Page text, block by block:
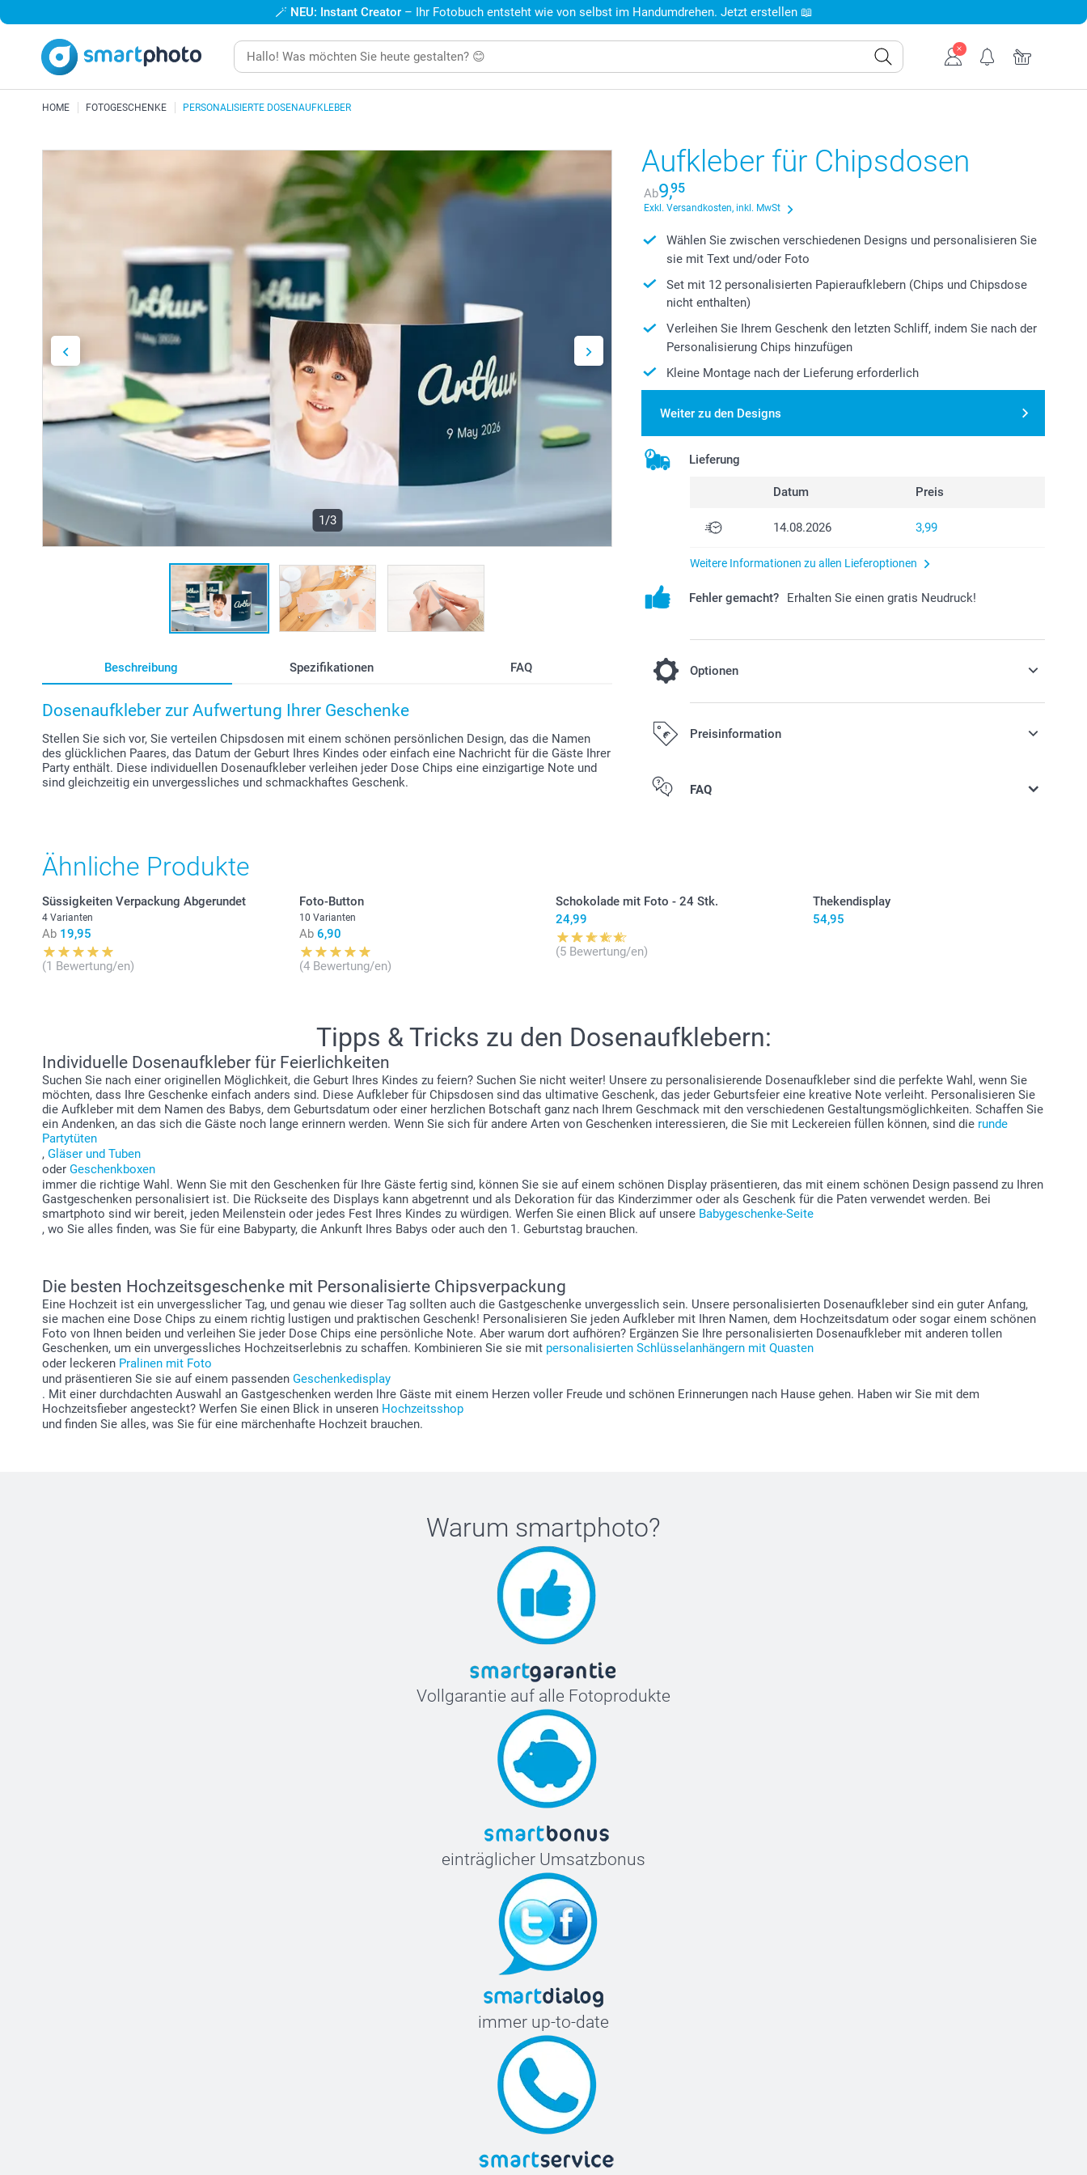
🪄 NEU: Instant Creator – Ihr Fotobuch entsteht wie von selbst im Handumdrehen. Jetzt erstellen 📖
HOME FOTOGESCHENKE PERSONALISIERTE DOSENAUFKLEBER
1/3
Beschreibung Spezifikationen FAQ
Dosenaufkleber zur Aufwertung Ihrer Geschenke
Stellen Sie sich vor, Sie verteilen Chipsdosen mit einem schönen persönlichen Design, das die Namen
des glücklichen Paares, das Datum der Geburt Ihres Kindes oder einfach eine Nachricht für die Gäste Ihrer
Party enthält. Diese individuellen Dosenaufkleber verleihen jeder Dose Chips eine einzigartige Note und
sind gleichzeitig ein unvergessliches und schmackhaftes Geschenk.
Aufkleber für Chipsdosen
Ab9,95
Exkl. Versandkosten, inkl. MwSt
Wählen Sie zwischen verschiedenen Designs und personalisieren Sie
sie mit Text und/oder Foto
Set mit 12 personalisierten Papieraufklebern (Chips und Chipsdose
nicht enthalten)
Verleihen Sie Ihrem Geschenk den letzten Schliff, indem Sie nach der
Personalisierung Chips hinzufügen
Kleine Montage nach der Lieferung erforderlich
Weiter zu den Designs
Lieferung
Datum Preis
14.08.2026 3,99
Weitere Informationen zu allen Lieferoptionen
Fehler gemacht? Erhalten Sie einen gratis Neudruck!
Optionen
Gesalzene Pringles-Chips - Set mit 12 Dosen
Die Dosen haben einen roten Deckel mit dem Pringles-Logo
Preisinformation
Alle Preise verstehen sich in EURO (€) inkl. MwSt. und zzgl.
FAQ
Ähnliche Produkte
Süssigkeiten Verpackung Abgerundet
4 Varianten
Ab 19,95
(1 Bewertung/en)
Foto-Button
10 Varianten
Ab 6,90
(4 Bewertung/en)
Schokolade mit Foto - 24 Stk.
24,99
(5 Bewertung/en)
Thekendisplay
54,95
Tipps & Tricks zu den Dosenaufklebern:
Individuelle Dosenaufkleber für Feierlichkeiten
Suchen Sie nach einer originellen Möglichkeit, die Geburt Ihres Kindes zu feiern? Suchen Sie nicht weiter! Unsere zu personalisierende Dosenaufkleber sind die perfekte Wahl, wenn Sie
möchten, dass Ihre Geschenke einfach anders sind. Diese Aufkleber für Chipsdosen sind das ultimative Geschenk, das jeder Geburtsfeier eine kreative Note verleiht. Personalisieren Sie
die Aufkleber mit dem Namen des Babys, dem Geburtsdatum oder einer herzlichen Botschaft ganz nach Ihrem Geschmack mit den verschiedenen Gestaltungsmöglichkeiten. Schaffen Sie
ein Andenken, an das sich die Gäste noch lange erinnern werden. Wenn Sie sich für andere Arten von Geschenken interessieren, die Sie mit Leckereien füllen können, sind die runde
Partytüten
, Gläser und Tuben
oder Geschenkboxen
immer die richtige Wahl. Wenn Sie mit den Geschenken für Ihre Gäste fertig sind, können Sie sie auf einem schönen Display präsentieren, das mit einem schönen Design passend zu Ihren
Gastgeschenken personalisiert ist. Die Rückseite des Displays kann abgetrennt und als Dekoration für das Kinderzimmer oder als Geschenk für die Paten verwendet werden. Bei
smartphoto sind wir bereit, jeden Meilenstein oder jedes Fest Ihres Kindes zu würdigen. Werfen Sie einen Blick auf unsere Babygeschenke-Seite
, wo Sie alles finden, was Sie für eine Babyparty, die Ankunft Ihres Babys oder auch den 1. Geburtstag brauchen.
Die besten Hochzeitsgeschenke mit Personalisierte Chipsverpackung
Eine Hochzeit ist ein unvergesslicher Tag, und genau wie dieser Tag sollten auch die Gastgeschenke unvergesslich sein. Unsere personalisierten Dosenaufkleber sind ein guter Anfang,
sie machen eine Dose Chips zu einem richtig lustigen und praktischen Geschenk! Personalisieren Sie jeden Aufkleber mit Ihren Namen, dem Hochzeitsdatum oder sogar einem schönen
Foto von Ihnen beiden und verleihen Sie jeder Dose Chips eine persönliche Note. Aber warum dort aufhören? Ergänzen Sie Ihre personalisierten Dosenaufkleber mit anderen tollen
Geschenken, um ein unvergessliches Hochzeitserlebnis zu schaffen. Kombinieren Sie sie mit personalisierten Schlüsselanhängern mit Quasten
oder leckeren Pralinen mit Foto
und präsentieren Sie sie auf einem passenden Geschenkedisplay
. Mit einer durchdachten Auswahl an Gastgeschenken werden Ihre Gäste mit einem Herzen voller Freude und schönen Erinnerungen nach Hause gehen. Haben wir Sie mit dem
Hochzeitsfieber angesteckt? Werfen Sie einen Blick in unseren Hochzeitsshop
und finden Sie alles, was Sie für eine märchenhafte Hochzeit brauchen.
Warum smartphoto?
Vollgarantie auf alle Fotoprodukte
einträglicher Umsatzbonus
immer up-to-date